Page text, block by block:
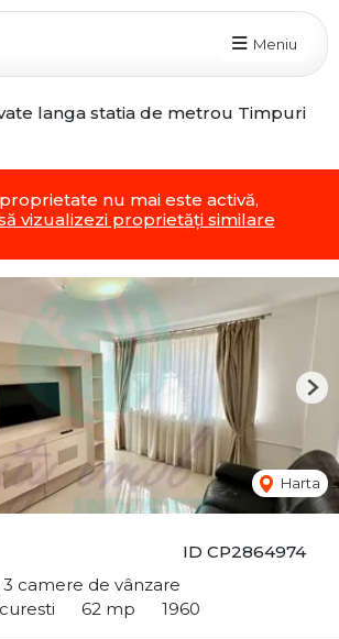
Meniu
langa statia de metrou Timpuri
nu mai este activă,
vizualizezi proprietăți similare
ID CP2864974
camere de vânzare
62 mp 1960
Harta